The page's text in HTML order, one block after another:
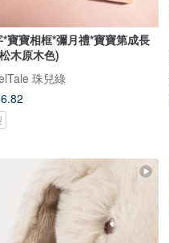
寶寶相框*彌月禮*寶寶第成長
木原木色)
珠兒綠